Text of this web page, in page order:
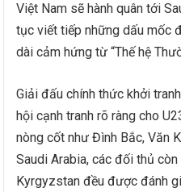
Việt Nam sẽ hành quân tới
tục viết tiếp những dấu mốc
dài cảm hứng từ “Thế hệ
Giải đấu chính thức khởi
hội cạnh tranh rõ ràng cho
nòng cốt như Đình Bắc, Văn
Saudi Arabia, các đối thủ
Kyrgyzstan đều được đánh